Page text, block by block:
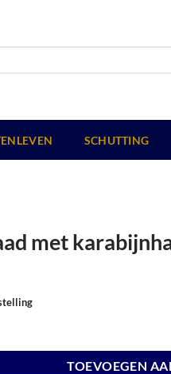
SCHUTTING
met
TOEVOEGEN